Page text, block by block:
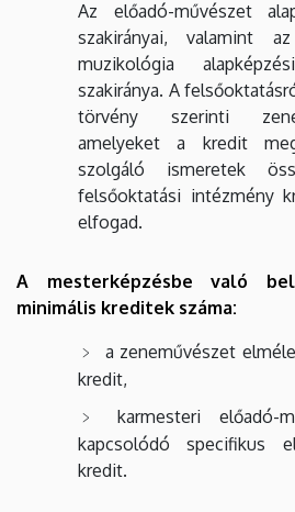
Az előadó-művészet
szakirányai, valamint
muzikológia
szakiránya. A
törvény szerinti
amelyeket a kredit
szolgáló ismeretek
felsőoktatási intézmény
elfogad.
A mesterképzésbe való
minimális kreditek száma:
a zeneművészet
kredit,
karmesteri előadó-
kapcsolódó specifikus
kredit.